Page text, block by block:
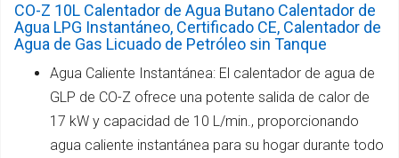
CO-Z 10L Calentador de Agua Butano Calentador de
Agua LPG Instantáneo, Certificado CE, Calentador de
Agua de Gas Licuado de Petróleo sin Tanque
Agua Caliente Instantánea: El calentador de agua de
GLP de CO-Z ofrece una potente salida de calor de
17 kW y capacidad de 10 L/min., proporcionando
agua caliente instantánea para su hogar durante todo